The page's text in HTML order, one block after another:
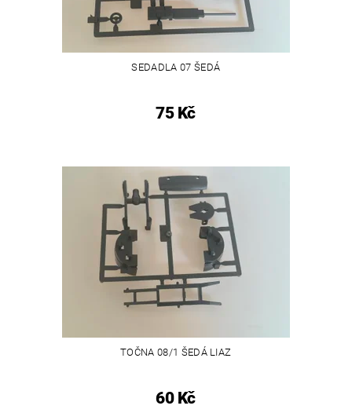
SEDADLA 07 ŠEDÁ
75 Kč
TOČNA 08/1 ŠEDÁ LIAZ
60 Kč